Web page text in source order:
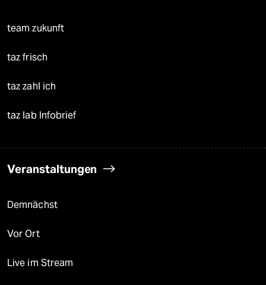
team zukunft
taz frisch
taz zahl ich
taz lab Infobrief
Veranstaltungen
Demnächst
Vor Ort
Live im Stream